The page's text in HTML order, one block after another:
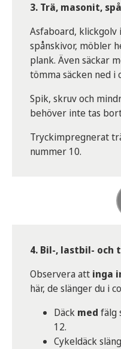
3. Trä, masonit,
Asfaboard, klickgolv
spånskivor, möbler
plank. Även säckar
tömma säcken ned i
Spik, skruv och
behöver inte tas
Tryckimpregnerat
nummer 10.
4. Bil-, lastbil-
Observera att inga
här, de slänger du i
Däck med fälg
12.
Cykeldäck